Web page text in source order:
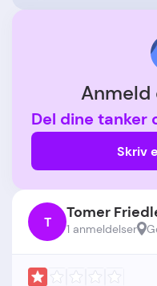
Anmeld
Del dine tanker
Skriv
T Tomer
1 anmeldelser